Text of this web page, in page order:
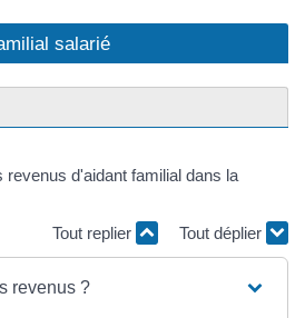
salarié
d'aidant familial dans la
Tout replier
Tout déplier
revenus ?